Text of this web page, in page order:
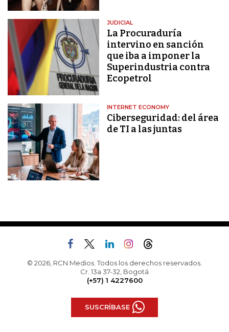
JUDICIAL
La Procuraduría
intervino en sanción
que iba a imponer la
Superindustria contra
Ecopetrol
INTERNET ECONOMY
Ciberseguridad: del área
de TI a las juntas
© 2026, RCN Medios. Todos los derechos reservados.
Cr. 13a 37-32, Bogotá
(+57) 1 4227600
SUSCRÍBASE